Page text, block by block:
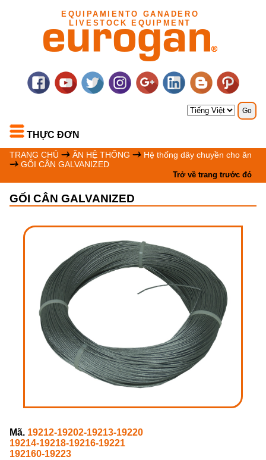
EQUIPAMIENTO GANADERO
LIVESTOCK EQUIPMENT
THỰC ĐƠN
TRANG CHỦ ĂN HỆ THỐNG
Hệ thống dây chuyền cho ăn
GỐI CÂN GALVANIZED
Trở về trang trước đó
GỐI CÂN GALVANIZED
Mã. 19212-19202-19213-19220
19214-19218-19216-19221
192160-19223